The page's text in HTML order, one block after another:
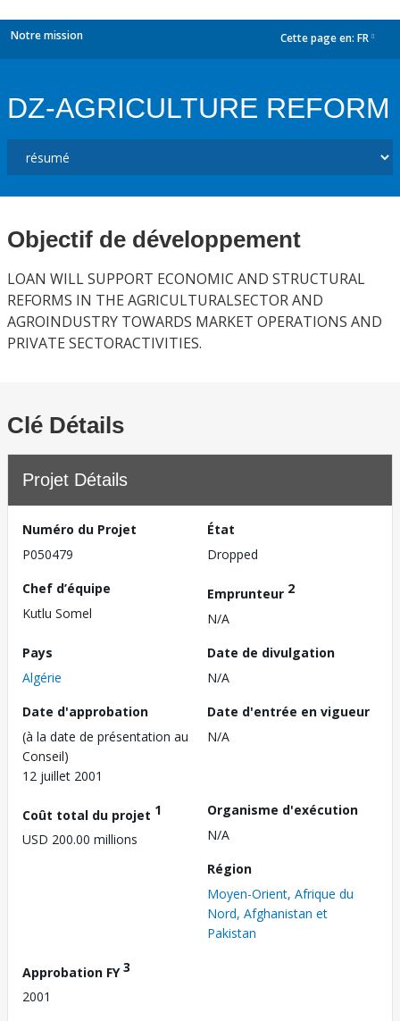
Notre mission Cette page en: FR
DZ-AGRICULTURE REFORM
Objectif de développement
LOAN WILL SUPPORT ECONOMIC AND STRUCTURAL
REFORMS IN THE AGRICULTURALSECTOR AND
AGROINDUSTRY TOWARDS MARKET OPERATIONS AND
PRIVATE SECTORACTIVITIES.
Clé Détails
Projet Détails
Numéro du Projet
P050479
État
Dropped
Chef d’équipe
Kutlu Somel
Emprunteur 2
N/A
Pays
Algérie
Date de divulgation
N/A
Date d'approbation
(à la date de présentation au
Conseil)
12 juillet 2001
Date d'entrée en vigueur
N/A
Coût total du projet 1
USD 200.00 millions
Organisme d'exécution
N/A
Région
Moyen-Orient, Afrique du
Nord, Afghanistan et
Pakistan
Approbation FY3
2001